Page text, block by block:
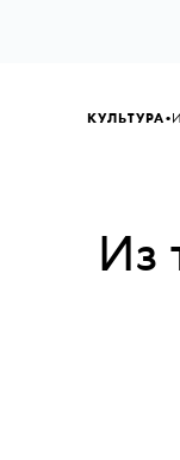
КУЛЬТУРА•
Из